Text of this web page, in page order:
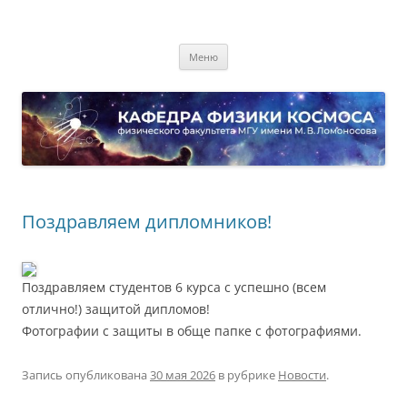
Меню
Поздравляем дипломников!
Поздравляем студентов 6 курса с успешно (всем
отлично!) защитой дипломов!
Фотографии с защиты в обще папке с фотографиями.
Запись опубликована 30 мая 2026 в рубрике Новости.